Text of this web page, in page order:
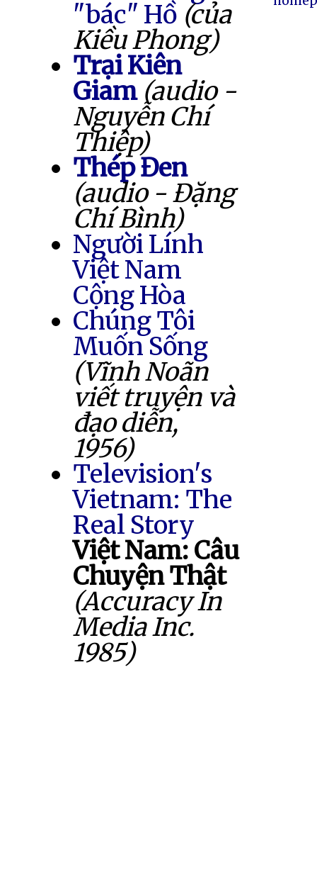
"bác" Hồ (của
Kiều Phong)
Trại Kiên
Giam (audio -
Nguyễn Chí
Thiệp)
Thép Đen
(audio - Đặng
Chí Bình)
Người Lính
Việt Nam
Cộng Hòa
Chúng Tôi
Muốn Sống
(Vĩnh Noãn
viết truyện và
đạo diễn,
1956)
Television's
Vietnam: The
Real Story
Việt Nam: Câu
Chuyện Thật
(Accuracy In
Media Inc.
1985)